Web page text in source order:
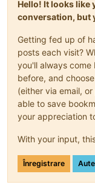
Hello! It looks like
conversation, but
Getting fed up of
posts each visit?
you'll always
before, and
(either via email,
able to save
your appreciation
With your input,
Înregistrare